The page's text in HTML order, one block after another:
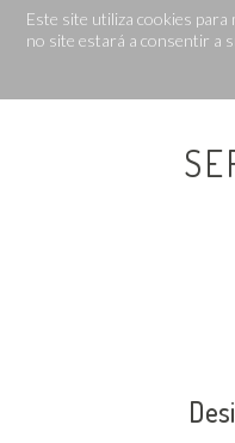
Este site utiliza cookies para
no site estará a consentir a